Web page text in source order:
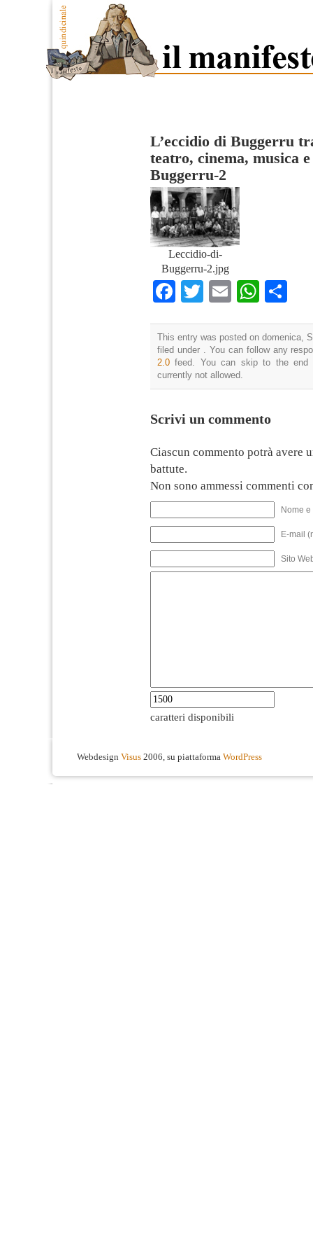
L’eccidio di Buggerru
teatro, cinema, musica e
Buggerru-2
Leccidio-di-
Buggerru-2.jpg
Facebook
TwitterEmail
This entry was posted on domenica,
filed under . You can follow any
2.0 feed. You can skip to the end
currently not allowed.
Scrivi un commento
Ciascun commento potrà avere
battute.
Non sono ammessi commenti
Nome
E-mail
Sito
caratteri disponibili
Webdesign Visus 2006, su piattaforma WordPress